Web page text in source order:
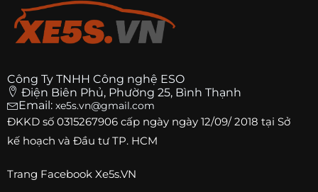
Công Ty TNHH Công nghệ ESO
Điện Biên Phủ, Phường 25, Bình Thạnh
Email: xe5s.vn@gmail.com
ĐKKD số 0315267906 cấp ngày ngày 12/09/ 2018 tại Sở
kế hoạch và Đầu tư TP. HCM
Trang Facebook Xe5s.VN